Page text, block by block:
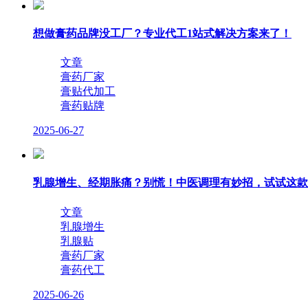
想做膏药品牌没工厂？专业代工1站式解决方案来了！
文章
膏药厂家
膏贴代加工
膏药贴牌
2025-06-27
乳腺增生、经期胀痛？别慌！中医调理有妙招，试试这
文章
乳腺增生
乳腺贴
膏药厂家
膏药代工
2025-06-26